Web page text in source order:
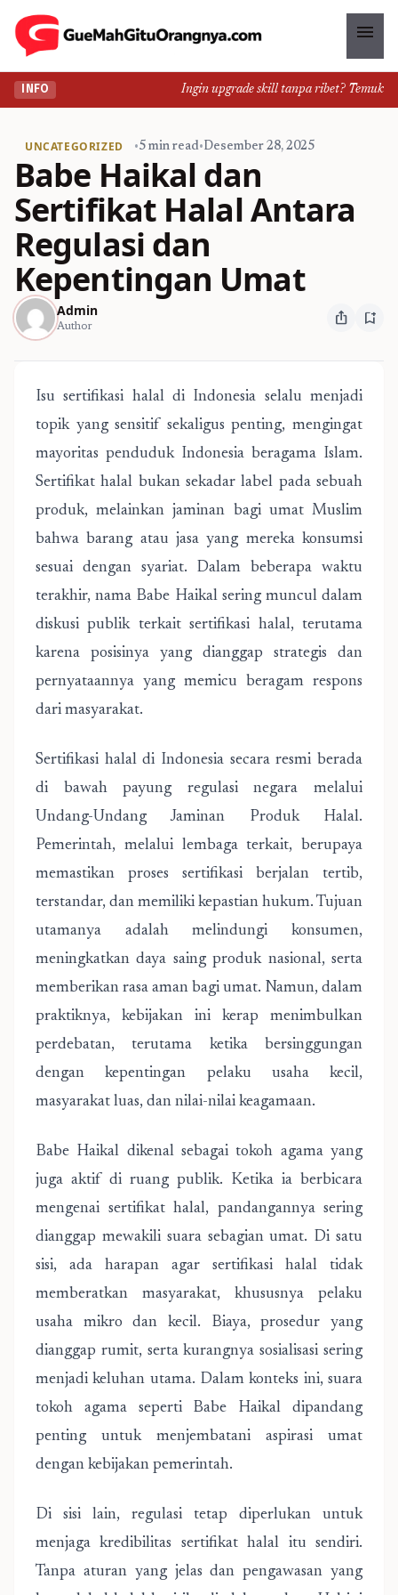
menu
INFO Ingin upgrade skill tanpa ribet? Temukan
UNCATEGORIZED •5 min read•Desember 28, 2025
Babe Haikal dan
Sertifikat Halal Antara
Regulasi dan
Kepentingan Umat
Admin
Author ios_share bookmark_add
Isu sertifikasi halal di Indonesia selalu menjadi
topik yang sensitif sekaligus penting, mengingat
mayoritas penduduk Indonesia beragama Islam.
Sertifikat halal bukan sekadar label pada sebuah
produk, melainkan jaminan bagi umat Muslim
bahwa barang atau jasa yang mereka konsumsi
sesuai dengan syariat. Dalam beberapa waktu
terakhir, nama Babe Haikal sering muncul dalam
diskusi publik terkait sertifikasi halal, terutama
karena posisinya yang dianggap strategis dan
pernyataannya yang memicu beragam respons
dari masyarakat.
Sertifikasi halal di Indonesia secara resmi berada
di bawah payung regulasi negara melalui
Undang-Undang Jaminan Produk Halal.
Pemerintah, melalui lembaga terkait, berupaya
memastikan proses sertifikasi berjalan tertib,
terstandar, dan memiliki kepastian hukum. Tujuan
utamanya adalah melindungi konsumen,
meningkatkan daya saing produk nasional, serta
memberikan rasa aman bagi umat. Namun, dalam
praktiknya, kebijakan ini kerap menimbulkan
perdebatan, terutama ketika bersinggungan
dengan kepentingan pelaku usaha kecil,
masyarakat luas, dan nilai-nilai keagamaan.
Babe Haikal dikenal sebagai tokoh agama yang
juga aktif di ruang publik. Ketika ia berbicara
mengenai sertifikat halal, pandangannya sering
dianggap mewakili suara sebagian umat. Di satu
sisi, ada harapan agar sertifikasi halal tidak
memberatkan masyarakat, khususnya pelaku
usaha mikro dan kecil. Biaya, prosedur yang
dianggap rumit, serta kurangnya sosialisasi sering
menjadi keluhan utama. Dalam konteks ini, suara
tokoh agama seperti Babe Haikal dipandang
penting untuk menjembatani aspirasi umat
dengan kebijakan pemerintah.
Di sisi lain, regulasi tetap diperlukan untuk
menjaga kredibilitas sertifikat halal itu sendiri.
Tanpa aturan yang jelas dan pengawasan yang